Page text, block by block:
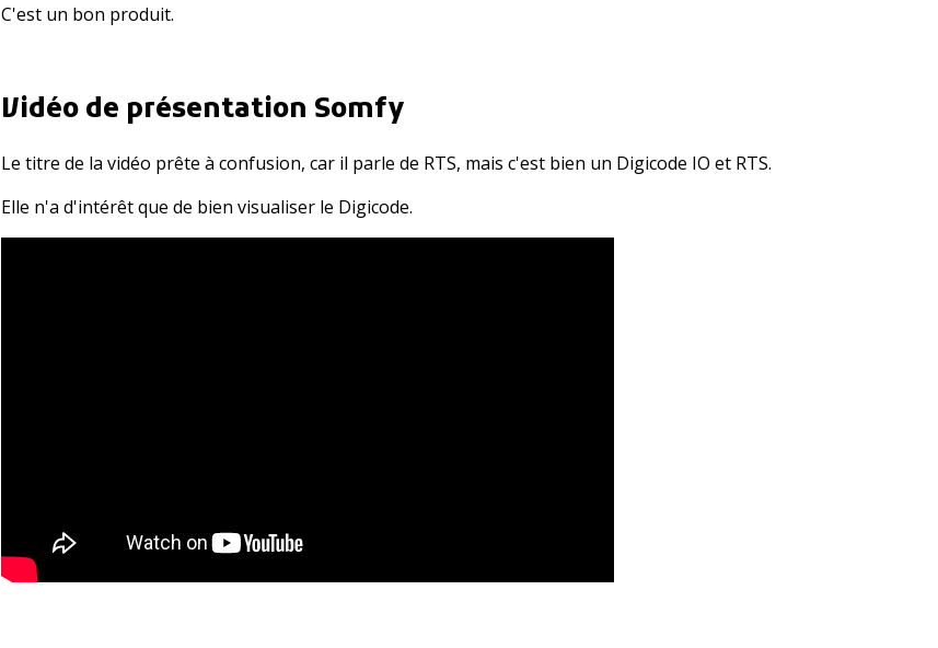
C'est un bon produit.
Vidéo de présentation Somfy
Le titre de la vidéo prête à confusion, car il parle de RTS, mais c'est bien un Digicode IO et RTS.
Elle n'a d'intérêt que de bien visualiser le Digicode.